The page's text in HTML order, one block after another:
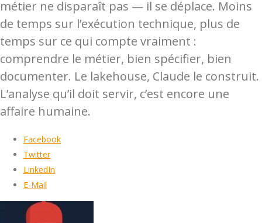
métier ne disparaît pas — il se déplace. Moins
de temps sur l’exécution technique, plus de
temps sur ce qui compte vraiment :
comprendre le métier, bien spécifier, bien
documenter. Le lakehouse, Claude le construit.
L’analyse qu’il doit servir, c’est encore une
affaire humaine.
Facebook
Twitter
LinkedIn
E-Mail